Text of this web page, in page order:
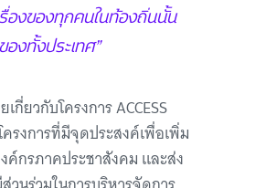
รื่องของทุกคนในท้องถิ่นนั้น
งทั้งประเทศ”
กี่ยวกับโครงการ ACCESS
ครงการที่มีจุดประสงค์เพื่อเพิ่ม
กรภาคประชาสังคม และส่ง